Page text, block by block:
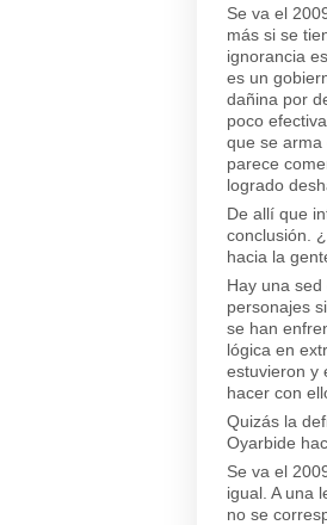
Se va el
más si se
ignorancia
es un
dañina por
poco
que se arma
parece
logrado
De allí que
conclusión.
hacia la
Hay una
personajes
se han
lógica en
estuvieron y
hacer con
Quizás la
Oyarbide
Se va el
igual. A una
no se